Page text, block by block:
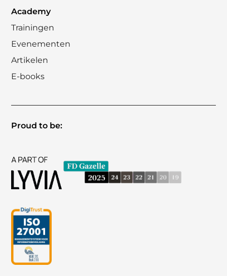
Academy
Trainingen
Evenementen
Artikelen
E-books
Proud to be: